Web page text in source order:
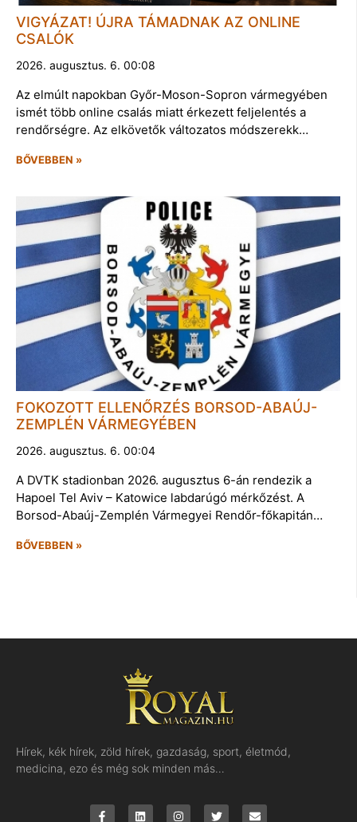
VIGYÁZAT! ÚJRA TÁMADNAK AZ ONLINE
CSALÓK
2026. augusztus. 6. 00:08
Az elmúlt napokban Győr-Moson-Sopron vármegyében
ismét több online csalás miatt érkezett feljelentés a
rendőrségre. Az elkövetők változatos módszerekk…
BŐVEBBEN »
FOKOZOTT ELLENŐRZÉS BORSOD-ABAÚJ-
ZEMPLÉN VÁRMEGYÉBEN
2026. augusztus. 6. 00:04
A DVTK stadionban 2026. augusztus 6-án rendezik a
Hapoel Tel Aviv – Katowice labdarúgó mérkőzést. A
Borsod-Abaúj-Zemplén Vármegyei Rendőr-főkapitán…
BŐVEBBEN »
Hírek, kék hírek, zöld hírek, gazdaság, sport, életmód,
medicina, ezo és még sok minden más…